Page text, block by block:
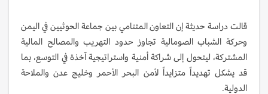
قالت دراسة حديثة إن التعاون المتنامي بين جماعة الحوثيين في اليمن
وحركة الشباب الصومالية تجاوز حدود التهريب والمصالح المالية
المشتركة، ليتحول إلى شراكة أمنية واستراتيجية آخذة في التوسع، بما
قد يشكل تهديداً متزايداً لأمن البحر الأحمر وخليج عدن والملاحة
الدولية.